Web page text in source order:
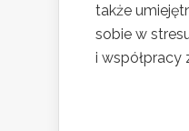
także
sobie w
i współpracy